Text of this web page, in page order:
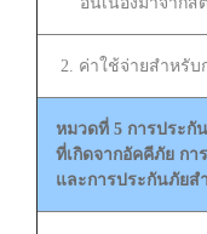
2. ค่าใช้จ่ายสำหรั
หมวดที่ 5 การประกั
ที่เกิดจากอัคคีภัย กา
และการประกันภัยส